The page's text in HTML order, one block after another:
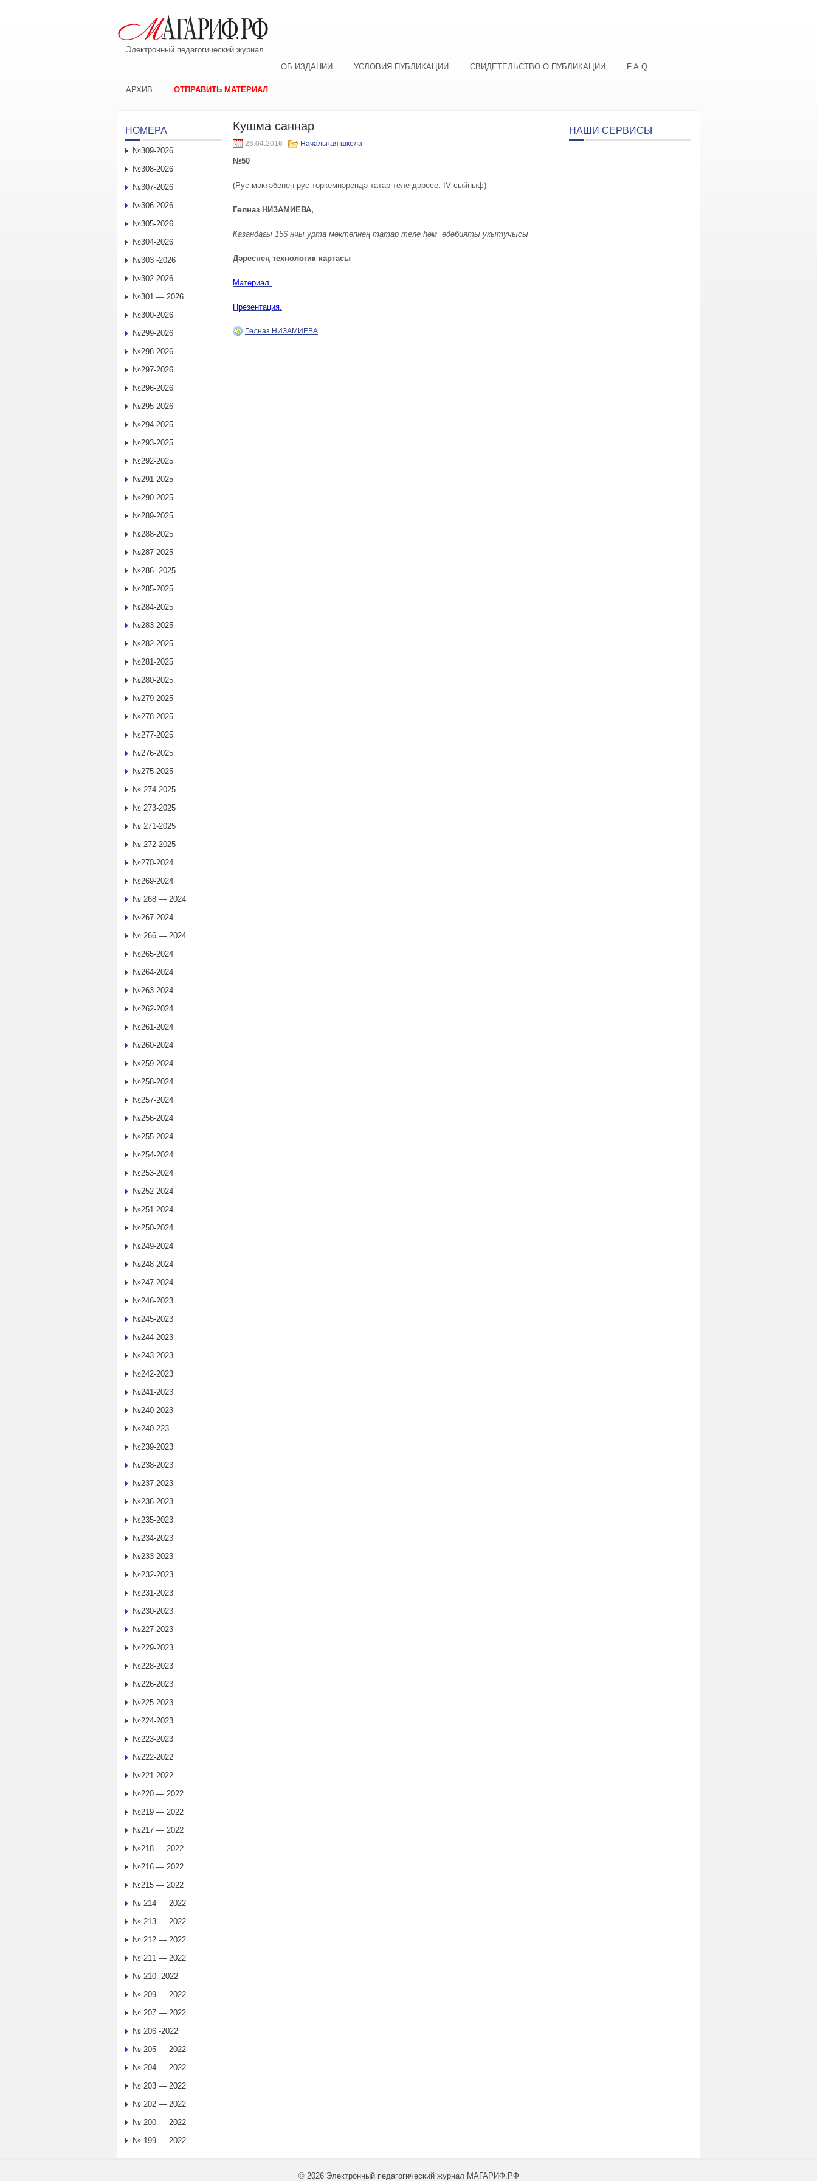
Электронный педагогический журнал
ОБ ИЗДАНИИ
УСЛОВИЯ ПУБЛИКАЦИИ СВИДЕТЕЛЬСТВО О ПУБЛИКАЦИИ F.A.Q.
АРХИВ ОТПРАВИТЬ МАТЕРИАЛ
Кушма саннар
26.04.2016 Начальная школа
№50
(Рус мәктәбенең рус төркемнәрендә татар теле дәресе. IV сыйныф)
Гөлназ НИЗАМИЕВА,
Казандагы 156 нчы урта мәктәпнең татар теле һәм әдәбияты укытучысы
Дәреснең технологик картасы
Материал.
Презентация.
Гөлназ НИЗАМИЕВА
НОМЕРА
№309-2026
№308-2026
№307-2026
№306-2026
№305-2026
№304-2026
№303 -2026
№302-2026
№301 — 2026
№300-2026
№299-2026
№298-2026
№297-2026
№296-2026
№295-2026
№294-2025
№293-2025
№292-2025
№291-2025
№290-2025
№289-2025
№288-2025
№287-2025
№286 -2025
№285-2025
№284-2025
№283-2025
№282-2025
№281-2025
№280-2025
№279-2025
№278-2025
№277-2025
№276-2025
№275-2025
№ 274-2025
№ 273-2025
№ 271-2025
№ 272-2025
№270-2024
№269-2024
№ 268 — 2024
№267-2024
№ 266 — 2024
№265-2024
№264-2024
№263-2024
№262-2024
№261-2024
№260-2024
№259-2024
№258-2024
№257-2024
№256-2024
№255-2024
№254-2024
№253-2024
№252-2024
№251-2024
№250-2024
№249-2024
№248-2024
№247-2024
№246-2023
№245-2023
№244-2023
№243-2023
№242-2023
№241-2023
№240-2023
№240-223
№239-2023
№238-2023
№237-2023
№236-2023
№235-2023
№234-2023
№233-2023
№232-2023
№231-2023
№230-2023
№227-2023
№229-2023
№228-2023
№226-2023
№225-2023
№224-2023
№223-2023
№222-2022
№221-2022
№220 — 2022
№219 — 2022
№217 — 2022
№218 — 2022
№216 — 2022
№215 — 2022
№ 214 — 2022
№ 213 — 2022
№ 212 — 2022
№ 211 — 2022
№ 210 -2022
№ 209 — 2022
№ 207 — 2022
№ 206 -2022
№ 205 — 2022
№ 204 — 2022
№ 203 — 2022
№ 202 — 2022
№ 200 — 2022
№ 199 — 2022
НАШИ СЕРВИСЫ
© 2026 Электронный педагогический журнал МАГАРИФ.РФ